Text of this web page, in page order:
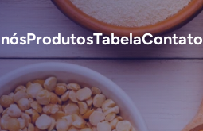
ProdutosTabelaContato